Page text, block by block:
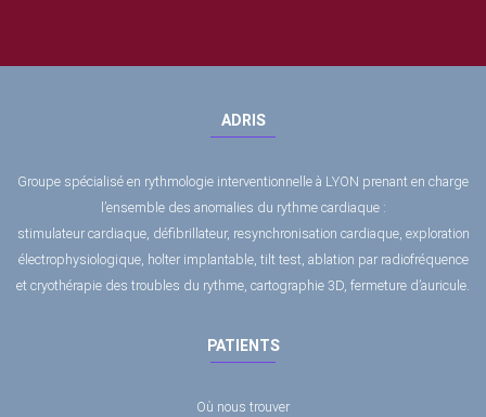
ADRIS
Groupe spécialisé en rythmologie interventionnelle à LYON prenant en charge
l’ensemble des anomalies du rythme cardiaque :
stimulateur cardiaque, défibrillateur, resynchronisation cardiaque, exploration
électrophysiologique, holter implantable, tilt test, ablation par radiofréquence
et cryothérapie des troubles du rythme, cartographie 3D, fermeture d’auricule.
PATIENTS
Où nous trouver